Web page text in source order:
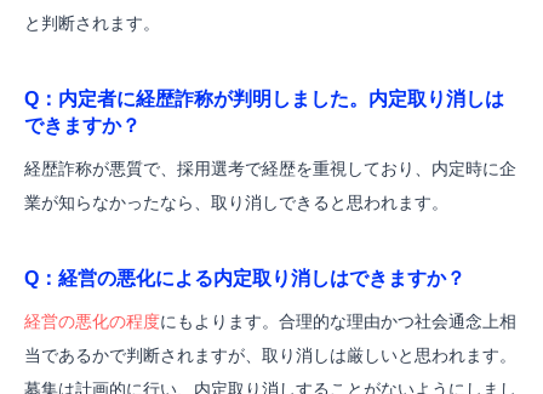
と判断されます。
Q：内定者に経歴詐称が判明しました。内定取り消しは
できますか？
経歴詐称が悪質で、採用選考で経歴を重視しており、内定時に企
業が知らなかったなら、取り消しできると思われます。
Q：経営の悪化による内定取り消しはできますか？
経営の悪化の程度にもよります。合理的な理由かつ社会通念上相
当であるかで判断されますが、取り消しは厳しいと思われます。
募集は計画的に行い、内定取り消しすることがないようにしまし